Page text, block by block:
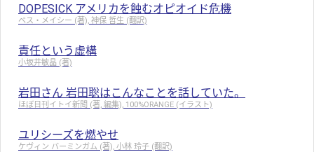
DOPESICK アメリカを蝕むオピオイド危機
ベス・メイシー (著), 神保 哲生 (翻訳)
責任という虚構
小坂井敏晶 (著)
岩田さん 岩田聡はこんなことを話していた。
ほぼ日刊イトイ新聞 (著, 編集), 100%ORANGE (イラスト)
ユリシーズを燃やせ
ケヴィン バーミンガム (著), 小林 玲子 (翻訳)